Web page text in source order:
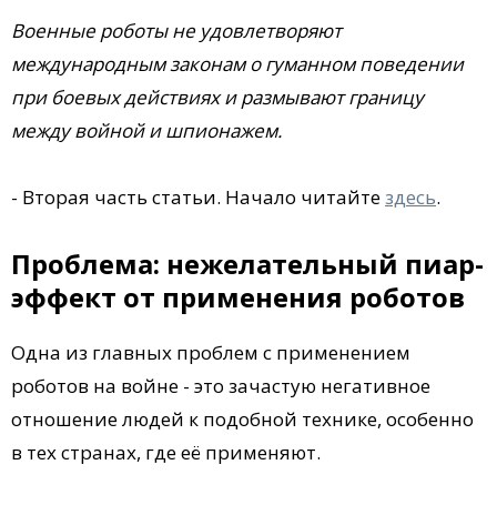
Военные роботы не удовлетворяют
международным законам о гуманном поведении
при боевых действиях и размывают границу
между войной и шпионажем.
- Вторая часть статьи. Начало читайтездесь.
Проблема: нежелательный пиар-
эффект от применения роботов
Одна из главных проблем с применением
роботов на войне - это зачастую негативное
отношение людей к подобной технике, особенно
в тех странах, где её применяют.